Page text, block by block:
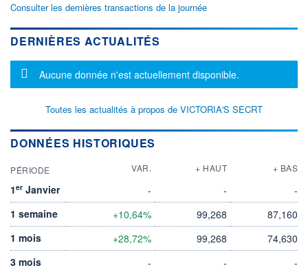
Consulter les dernières transactions de la journée
DERNIÈRES ACTUALITÉS
Message d'information
Aucune donnée n'est actuellement disponible.
Toutes les actualités à propos de VICTORIA'S SECRT
DONNÉES HISTORIQUES
PÉRIODE VAR. + HAUT + BAS
1er Janvier - -
-
1 semaine
+10,64% 99,268
87,160
1 mois
+28,72% 99,268
74,630
3 mois
- -
-